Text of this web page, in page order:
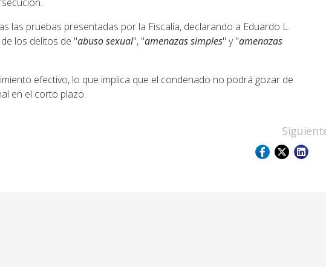
las pruebas presentadas por la Fiscalía, declarando a Eduardo L.
los delitos de "abuso sexual", "amenazas simples" y "amenazas
efectivo, lo que implica que el condenado no podrá gozar de
en el corto plazo.
puso en marcha la remodelación integral de la guardia en
Artículo